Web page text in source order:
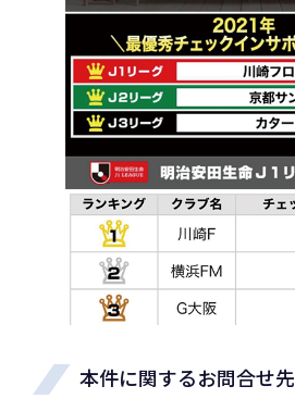
本件に関するお問合せ先